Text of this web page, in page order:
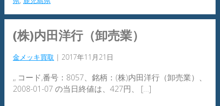
(株)内田洋行（卸売業）
金メッキ買取 | 2017年11月21日
,, コード,番号：8057、銘柄：(株)内田洋行（卸売業）、
2008-01-07 の当日終値は、427円、 […]